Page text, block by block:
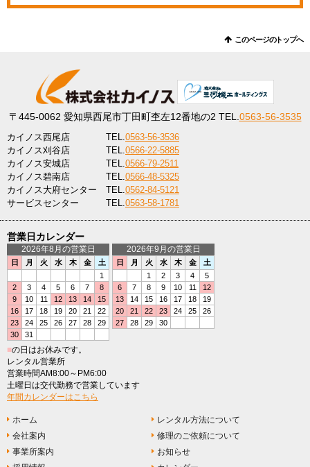
このページのトップへ
〒445-0062 愛知県西尾市丁田町杢左12番地の2 TEL. 0563-56-3535
カイノス西尾店 TEL.0563-56-3536
カイノス刈谷店
TEL.0566-22-5885
カイノス安城店
TEL.0566-79-2511
カイノス碧南店
TEL.0566-48-5325
カイノス大府センター
TEL.0562-84-5121
サービスセンター
TEL.0563-58-1781
営業日カレンダー
2026年8月の営業日
日 月 火 水 木 金
土
1
2
3 4 5 6 7
8
9
10 11 12 13 14
15
16
17 18 19 20 21
22
23
24 25 26 27 28
29
30
31
2026年9月の営業日
日 月 火 水 木 金
土
1
2 3 4
5
6
7 8 9 10 11
12
13
14 15 16 17 18
19
20
21 22 23 24 25
26
27
28 29 30
■の日はお休みです。
レンタル営業所
営業時間AM8:00～PM6:00
土曜日は交代勤務で営業しています
年間カレンダーはこちら
ホーム
会社案内
事業所案内
レンタル方法について
修理のご依頼について
お知らせ